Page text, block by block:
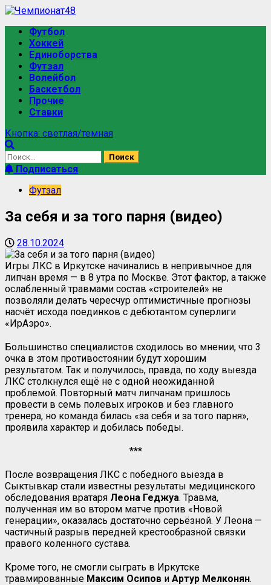
Футбол
Хоккей
Единоборства
Футзал
Волейбол
Баскетбол
Прочие
Ставки
Кнопка: светлая/темная
Подписаться
Футзал
За себя и за того парня (видео)
28.10.2024
Игры ЛКС в Иркутске начинались в непривычное для
липчан время — в 8 утра по Москве. Этот фактор, а также
ослабленный травмами состав «строителей» не
позволяли делать чересчур оптимистичные прогнозы
насчёт исхода поединков с дебютантом суперлиги
«ИрАэро».
Большинство специалистов сходилось во мнении, что 3
очка в этом противостоянии будут хорошим
результатом. Так и получилось, правда, по ходу выезда
ЛКС столкнулся ещё не с одной неожиданной
проблемой. Повторный матч липчанам пришлось
провести в семь полевых игроков и без главного
тренера, но команда билась «за себя и за того парня»,
проявила характер и добилась победы.
***
После возвращения ЛКС с победного выезда в
Сыктывкар стали известны результаты медицинского
обследования вратаря Леона Геджуа. Травма,
полученная им во втором матче против «Новой
генерации», оказалась достаточно серьёзной. У Леона —
частичный разрыв передней крестообразной связки
правого коленного сустава.
Кроме того, не смогли сыграть в Иркутске
травмированные Максим Осипов и Артур Мелконян.